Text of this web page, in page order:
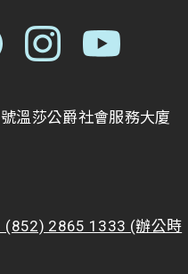
溫莎公爵社會服務大廈
(852) 2865 1333 (辦公時